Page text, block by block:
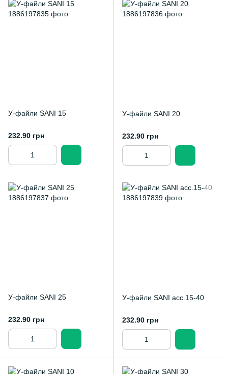
У-файли SANI 15
232.90 грн
У-файли SANI 20
232.90 грн
У-файли SANI 25
232.90 грн
У-файли SANI асс.15-40
232.90 грн